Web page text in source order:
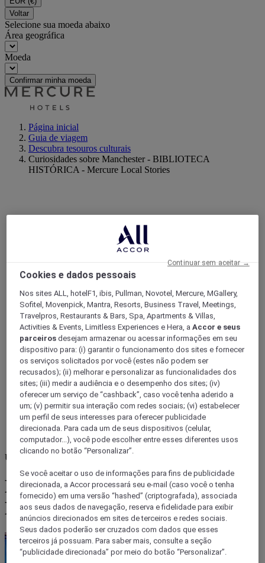
Voltar
Selecione sua moeda abaixo
Área geográfica
Moeda
Confirmar minha moeda
Página inicial
Guia de viagem
Descubra tesouros culturais
Curiosidades sobre Manchester - BIBLIOTECA
HISTÓRICA - Mercure Local Stories
United Kingdom
BIBLIOTECA HISTÓRICA
MANCHESTER
Cookies e dados pessoais
Nos sites ALL, hotelF1, ibis, Pullman, Novotel, Mercure, MGallery,
Sofitel, Movenpick, Mantra, Resorts, Business Travel, Meetings,
Travelpros, Restaurants & Bars, Spa, Apartments & Villas,
Activities & Events, Limitless Experiences e Hera, aAccor e seus
parceiros desejam armazenar ou acessar informações em seu
dispositivo para: (i) garantir o funcionamento dos sites e fornecer
os serviços solicitados por você (estes não podem ser
recusados); (ii) melhorar e personalizar as funcionalidades dos
sites; (iii) medir a audiência e o desempenho dos sites; (iv)
oferecer um serviço de “cashback”, caso você tenha aderido a
um; (v) permitir sua interação com redes sociais; (vi) estabelecer
um perfil de seus interesses para oferecer publicidade
direcionada. Para cada um de seus dispositivos (celular,
computador...), você pode escolher entre esses diferentes usos
clicando no botão “Personalizar”.
Se você aceitar o uso de informações para fins de publicidade
direcionada, a Accor processará seu e-mail (caso você o tenha
fornecido) em uma versão “hashed” (criptografada), associada
aos seus dados de navegação, reserva e fidelidade para exibir
anúncios direcionados em sites de terceiros e redes sociais.
Seus dados poderão ser cruzados com dados que esses
terceiros já possuam. Para saber mais, consulte a seção
“publicidade direcionada” por meio do botão “Personalizar”.
Continuar sem aceitar →